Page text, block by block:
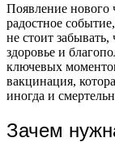
Появление
радостное
не стоит забывать,
здоровье и
ключевых
вакцинация,
иногда и
Зачем